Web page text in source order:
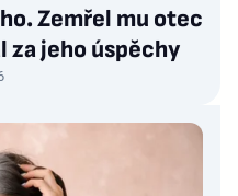
Zemřel mu otec
za jeho úspěchy